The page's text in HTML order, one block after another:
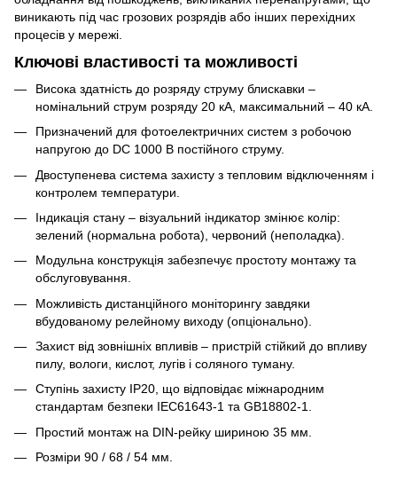
виникають під час грозових розрядів або інших перехідних
процесів у мережі.
Ключові властивості та можливості
Висока здатність до розряду струму блискавки –
номінальний струм розряду 20 кА, максимальний – 40 кА.
Призначений для фотоелектричних систем з робочою
напругою до DC 1000 В постійного струму.
Двоступенева система захисту з тепловим відключенням і
контролем температури.
Індикація стану – візуальний індикатор змінює колір:
зелений (нормальна робота), червоний (неполадка).
Модульна конструкція забезпечує простоту монтажу та
обслуговування.
Можливість дистанційного моніторингу завдяки
вбудованому релейному виходу (опціонально).
Захист від зовнішніх впливів – пристрій стійкий до впливу
пилу, вологи, кислот, лугів і соляного туману.
Ступінь захисту IP20, що відповідає міжнародним
стандартам безпеки IEC61643-1 та GB18802-1.
Простий монтаж на DIN-рейку шириною 35 мм.
Розміри 90 / 68 / 54 мм.